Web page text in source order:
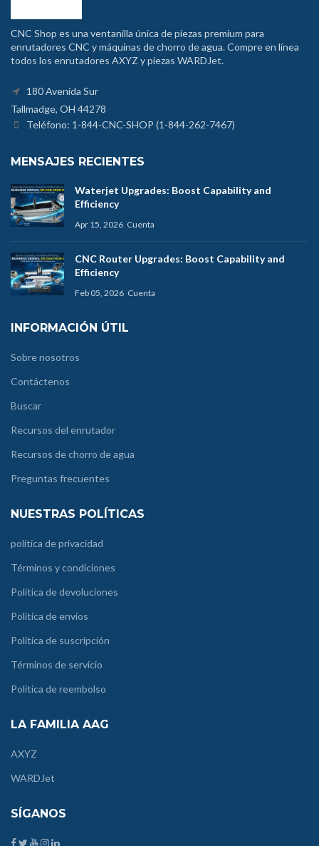
CNC Shop es una ventanilla única de piezas premium para
enrutadores CNC y máquinas de chorro de agua. Compre en línea
todos los enrutadores AXYZ y piezas WARDJet.
180 Avenida Sur
Tallmadge, OH 44278
Teléfono: 1-844-CNC-SHOP (1-844-262-7467)
MENSAJES RECIENTES
Waterjet Upgrades: Boost Capability and
Efficiency
Apr 15, 2026 Cuenta
CNC Router Upgrades: Boost Capability and
Efficiency
Feb 05, 2026 Cuenta
INFORMACIÓN ÚTIL
Sobre nosotros
Contáctenos
Buscar
Recursos del enrutador
Recursos de chorro de agua
Preguntas frecuentes
NUESTRAS POLÍTICAS
política de privacidad
Términos y condiciones
Política de devoluciones
Politica de envios
Política de suscripción
Términos de servicio
Politica de reembolso
LA FAMILIA AAG
AXYZ
WARDJet
SÍGANOS